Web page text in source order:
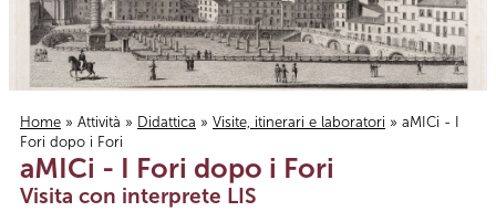
Tu sei qui
Home » Attività » Didattica » Visite, itinerari e laboratori » aMICi - I
Fori dopo i Fori
aMICi - I Fori dopo i Fori
Visita con interprete LIS